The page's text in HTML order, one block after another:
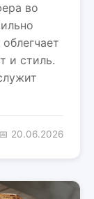
во
и стиль.
📅 20.06.2026